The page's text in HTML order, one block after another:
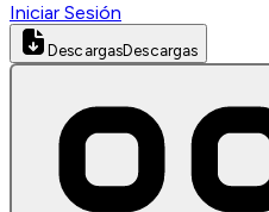
Iniciar Sesión
DescargasDescargas